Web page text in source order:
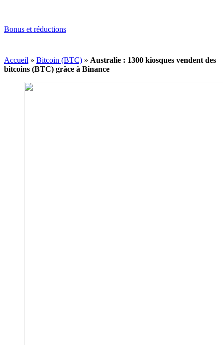
Bonus et réductions
Accueil » Bitcoin (BTC) » Australie : 1300 kiosques vendent des
bitcoins (BTC) grâce à Binance